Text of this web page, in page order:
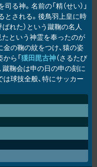
る神。名前の「精（せい）」
とされる。後鳥羽上皇に時
ばれた）という蹴鞠の名人
という神霊を奉ったのが
の鞠の紋をつけ、猿の姿
ら「猨田毘古神（さるたび
蹴鞠会は申の日の申の刻に
球技全般、特にサッカー